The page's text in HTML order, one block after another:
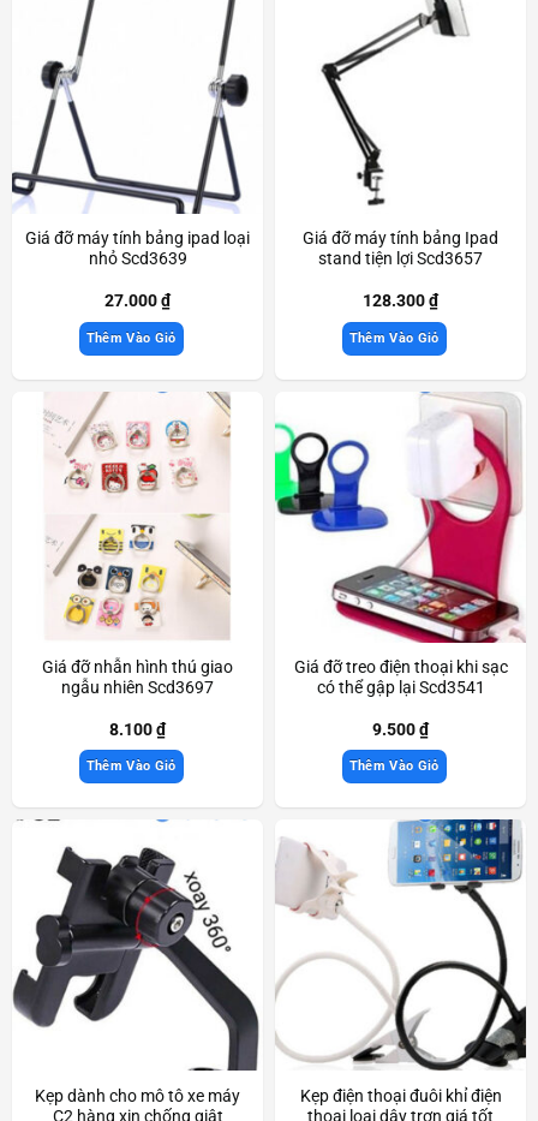
Giá đỡ máy tính bảng ipad loại
nhỏ Scd3639
27.000₫
Thêm Vào Giỏ
Giá đỡ máy tính bảng Ipad
stand tiện lợi Scd3657
128.300₫
Thêm Vào Giỏ
Giá đỡ nhẫn hình thú giao
ngẫu nhiên Scd3697
8.100₫
Thêm Vào Giỏ
Giá đỡ treo điện thoại khi sạc
có thể gập lại Scd3541
9.500₫
Thêm Vào Giỏ
Kẹp dành cho mô tô xe máy
C2 hàng xịn chống giật
Kẹp điện thoại đuôi khỉ điện
thoại loại dây trơn giá tốt